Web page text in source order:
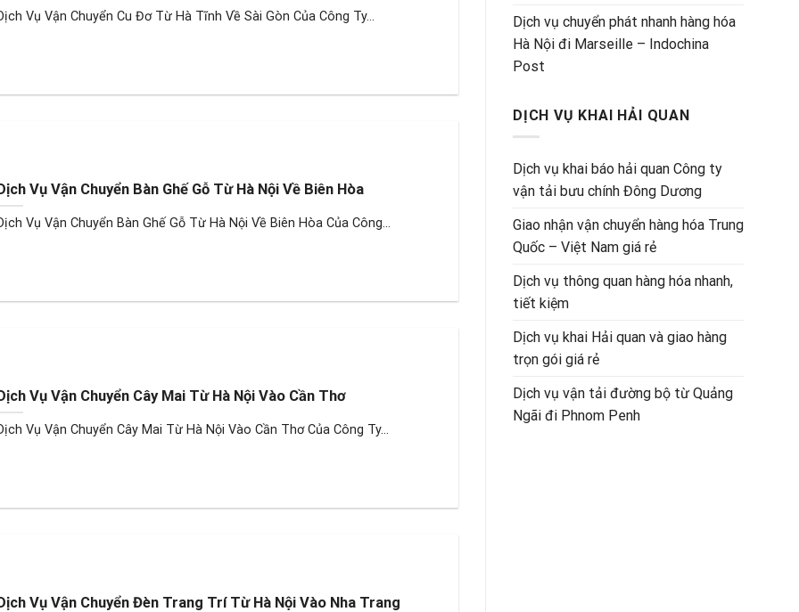
Vụ Vận Chuyển Cu Đơ Từ Hà Tĩnh Về Sài Gòn Của Công Ty...
Vụ Vận Chuyển Bàn Ghế Gỗ Từ Hà Nội Về Biên Hòa
Vụ Vận Chuyển Bàn Ghế Gỗ Từ Hà Nội Về Biên Hòa Của Công...
Vụ Vận Chuyển Cây Mai Từ Hà Nội Vào Cần Thơ
Vụ Vận Chuyển Cây Mai Từ Hà Nội Vào Cần Thơ Của Công Ty...
Vụ Vận Chuyển Đèn Trang Trí Từ Hà Nội Vào Nha Trang
Dịch vụ chuyển phát nhanh hàng hóa
Hà Nội đi Marseille – Indochina
Post
DỊCH VỤ KHAI HẢI QUAN
Dịch vụ khai báo hải quan Công ty
vận tải bưu chính Đông Dương
Giao nhận vận chuyển hàng hóa Trung
Quốc – Việt Nam giá rẻ
Dịch vụ thông quan hàng hóa nhanh,
tiết kiệm
Dịch vụ khai Hải quan và giao hàng
trọn gói giá rẻ
Dịch vụ vận tải đường bộ từ Quảng
Ngãi đi Phnom Penh